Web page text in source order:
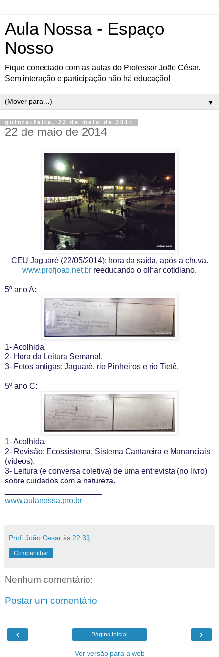
Aula Nossa - Espaço
Nosso
Fique conectado com as aulas do Professor João César.
Sem interação e participação não há educação!
▼
quinta-feira, 22 de maio de 2014
22 de maio de 2014
CEU Jaguaré (22/05/2014): hora da saída, após a chuva.
www.profjoao.net.br reeducando o olhar cotidiano.
5º ano A:
1- Acolhida.
2- Hora da Leitura Semanal.
3- Fotos antigas: Jaguaré, rio Pinheiros e rio Tietê.
5º ano C:
1- Acolhida.
2- Revisão: Ecossistema, Sistema Cantareira e Mananciais
(vídeos).
3- Leitura (e conversa coletiva) de uma entrevista (no livro)
sobre cuidados com a natureza.
www.aulanossa.pro.br
Prof. João Cesar às 22:33
Compartilhar
Nenhum comentário:
Postar um comentário
‹ ›
Página inicial
Ver versão para a web